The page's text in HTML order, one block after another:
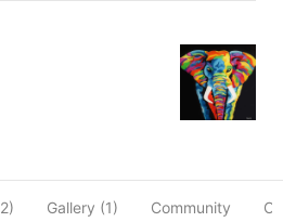
2) Gallery (1) Community